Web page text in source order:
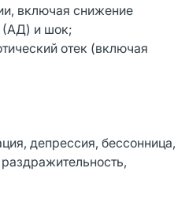
включая снижение
(АД) и шок;
отек (включая
депрессия, бессонница,